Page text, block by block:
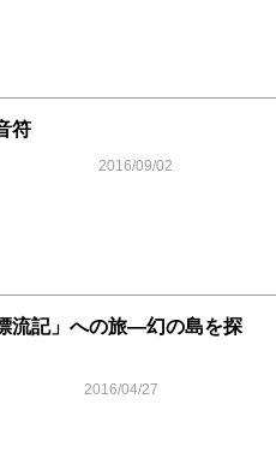
符
2016/09/02
流記」への旅―幻の島を探
2016/04/27